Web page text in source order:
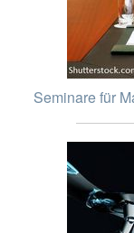
Seminare für